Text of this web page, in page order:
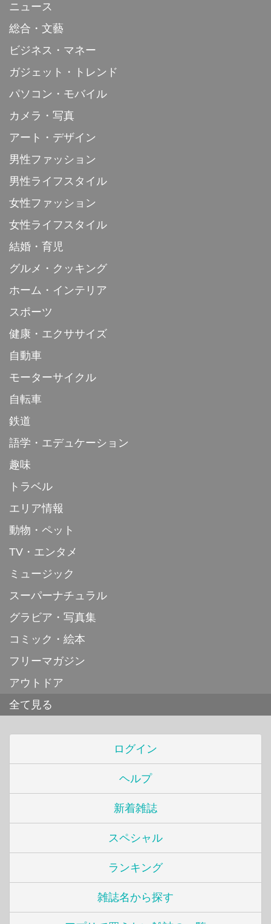
ニュース
総合・文藝
ビジネス・マネー
ガジェット・トレンド
パソコン・モバイル
カメラ・写真
アート・デザイン
男性ファッション
男性ライフスタイル
女性ファッション
女性ライフスタイル
結婚・育児
グルメ・クッキング
ホーム・インテリア
スポーツ
健康・エクササイズ
自動車
モーターサイクル
自転車
鉄道
語学・エデュケーション
趣味
トラベル
エリア情報
動物・ペット
TV・エンタメ
ミュージック
スーパーナチュラル
グラビア・写真集
コミック・絵本
フリーマガジン
アウトドア
全て見る
ログイン
ヘルプ
新着雑誌
スペシャル
ランキング
雑誌名から探す